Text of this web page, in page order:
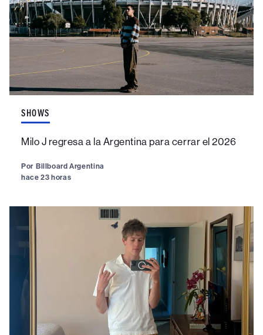
SHOWS
Milo J regresa a la Argentina para cerrar el 2026
Por Billboard Argentina
hace 23 horas